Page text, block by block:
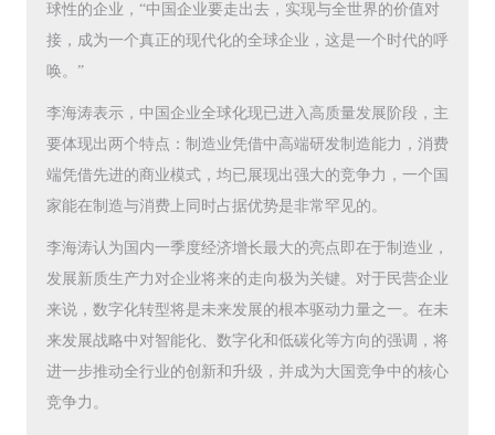
球性的企业，“中国企业要走出去，实现与全世界的价值对
接，成为一个真正的现代化的全球企业，这是一个时代的呼
唤。”
李海涛表示，中国企业全球化现已进入高质量发展阶段，主
要体现出两个特点：制造业凭借中高端研发制造能力，消费
端凭借先进的商业模式，均已展现出强大的竞争力，一个国
家能在制造与消费上同时占据优势是非常罕见的。
李海涛认为国内一季度经济增长最大的亮点即在于制造业，
发展新质生产力对企业将来的走向极为关键。对于民营企业
来说，数字化转型将是未来发展的根本驱动力量之一。在未
来发展战略中对智能化、数字化和低碳化等方向的强调，将
进一步推动全行业的创新和升级，并成为大国竞争中的核心
竞争力。